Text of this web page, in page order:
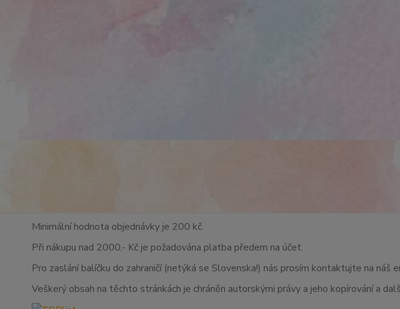
Minimální hodnota objednávky je 200 kč.
Při nákupu nad 2000,- Kč je požadována platba předem na účet.
Pro zaslání balíčku do zahraničí (netýká se Slovenska!) nás prosím kontaktujte na náš
Veškerý obsah na těchto stránkách je chráněn autorskými právy a jeho kopírování a